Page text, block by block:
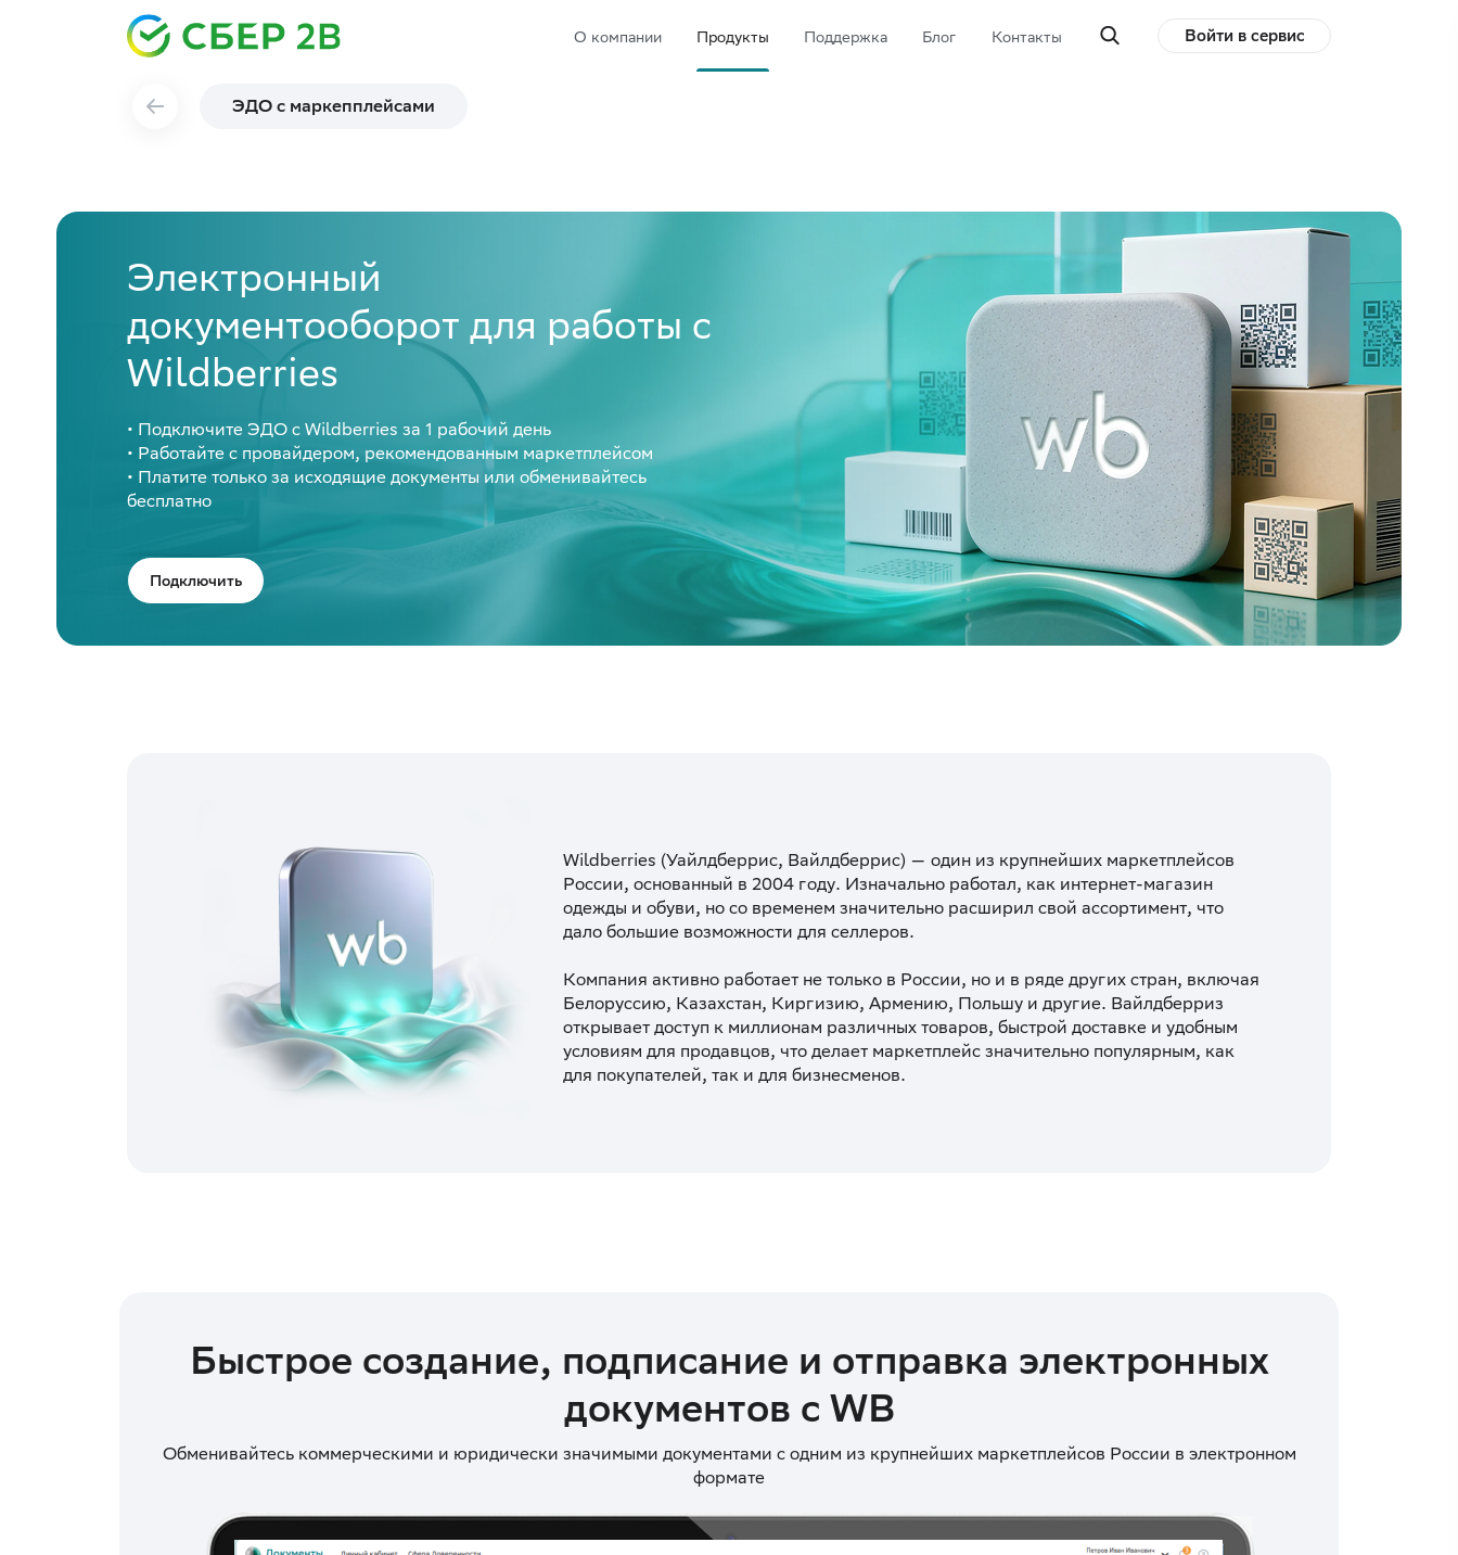
О компании Продукты Поддержка Блог Контакты Войти в сервис
ЭДО с маркепплейсами
Электронный
документооборот для работы с
Wildberries
• Подключите ЭДО с Wildberries за 1 рабочий день
• Работайте с провайдером, рекомендованным маркетплейсом
• Платите только за исходящие документы или обменивайтесь
бесплатно
Подключить
Wildberries (Уайлдберрис, Вайлдберрис) — один из крупнейших маркетплейсов
России, основанный в 2004 году. Изначально работал, как интернет-магазин
одежды и обуви, но со временем значительно расширил свой ассортимент, что
дало большие возможности для селлеров.
Компания активно работает не только в России, но и в ряде других стран, включая
Белоруссию, Казахстан, Киргизию, Армению, Польшу и другие. Вайлдберриз
открывает доступ к миллионам различных товаров, быстрой доставке и удобным
условиям для продавцов, что делает маркетплейс значительно популярным, как
для покупателей, так и для бизнесменов.
Быстрое создание, подписание и отправка электронных
документов c WB
Обменивайтесь коммерческими и юридически значимыми документами с одним из крупнейших маркетплейсов России в электронном
формате